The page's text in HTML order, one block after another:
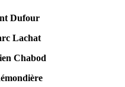
Dufour
Lachat
Chabod